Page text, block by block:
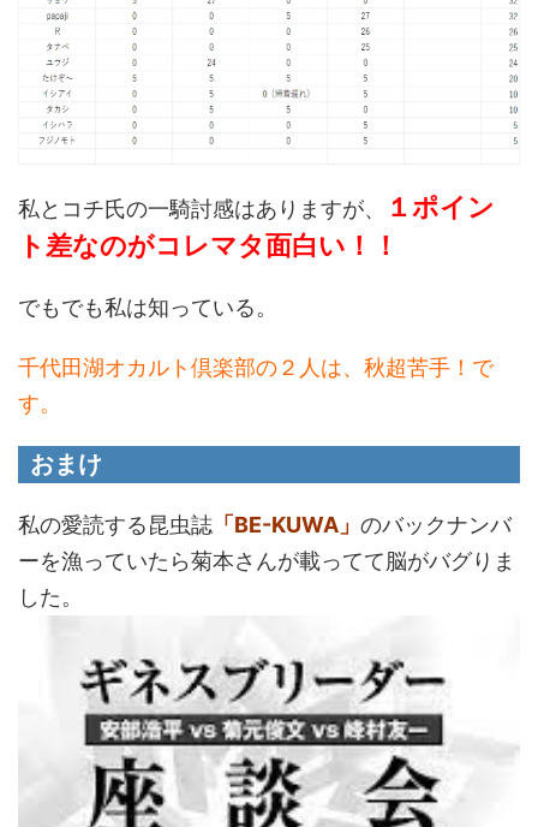
私とコチ氏の一騎討感はありますが、
１ポイン
ト差なのがコレマタ面白い！！
でもでも私は知っている。
千代田湖オカルト倶楽部の２人は、秋超苦手！で
す。
おまけ
私の愛読する昆虫誌 「BE-KUWA」 のバックナンバ
ーを漁っていたら菊本さんが載ってて脳がバグりま
した。